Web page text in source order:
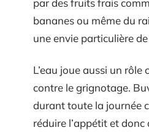
par des fruits frais
bananes ou même du
une envie particulière de
L’eau joue aussi un
contre le grignotage.
durant toute la journée
réduire l’appétit et